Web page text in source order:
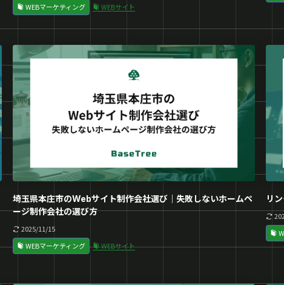
WEBマーケティング
WEBサイト
埼玉県本庄市のWebサイト制作会社選び｜失敗しないホームペ
ージ制作会社の選び方
2025/11/15
WEBマーケティング
WEBサイト
リ